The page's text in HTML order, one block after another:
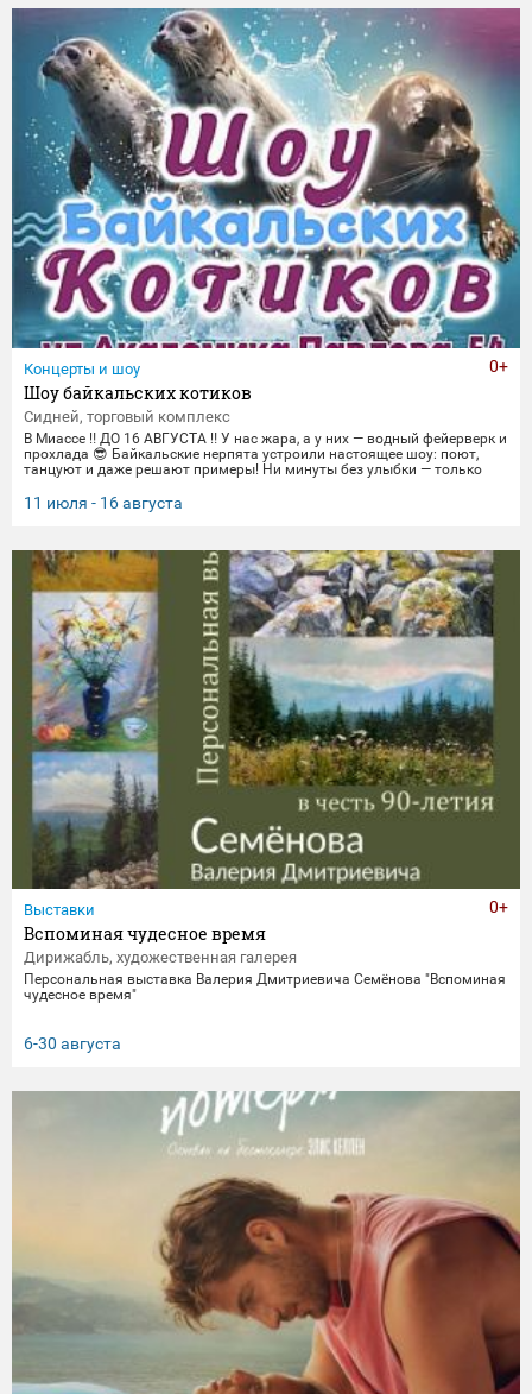
торжественные парады в честь Дня Победы и пронзительные
портреты фронто
Концерты и шоу
Шоу байкальских котиков
Сидней, торговый комплекс
В Миассе ‼️ ДО 16 АВГУСТА ‼️ У нас жара, а у них — водный фейерверк и
прохлада 😎 Байкальские нерпята устроили настоящее шоу: поют,
танцуют и даже решают примеры! Ни минуты без улыбки — только
позитивом вместе с нами! 🌊 График представлений: Со среды по
пятницу 14:00, 16:00,18:30 Суббота и воскресенье
11 июля - 16 августа
0+
Выставки
Вспоминая чудесное время
Дирижабль, художественная галерея
Персональная выставка Валерия Дмитриевича Семёнова "Вспоминая
чудесное время"
6-30 августа
0+